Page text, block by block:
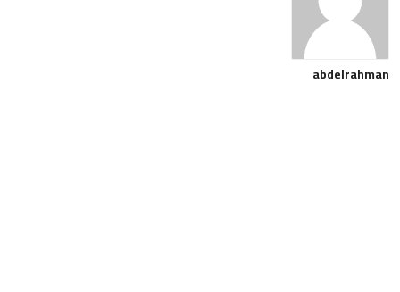
abdelrahman